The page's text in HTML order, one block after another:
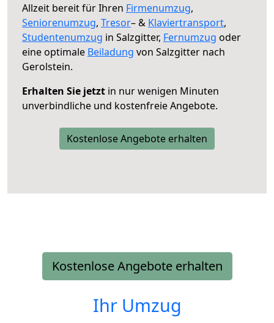
Allzeit bereit für Ihren Firmenumzug,
Seniorenumzug, Tresor– & Klaviertransport,
Studentenumzug in Salzgitter, Fernumzug oder
eine optimale Beiladung von Salzgitter nach
Gerolstein.
Erhalten Sie jetzt in nur wenigen Minuten
unverbindliche und kostenfreie Angebote.
Kostenlose Angebote erhalten
Kostenlose Angebote erhalten
Ihr Umzug